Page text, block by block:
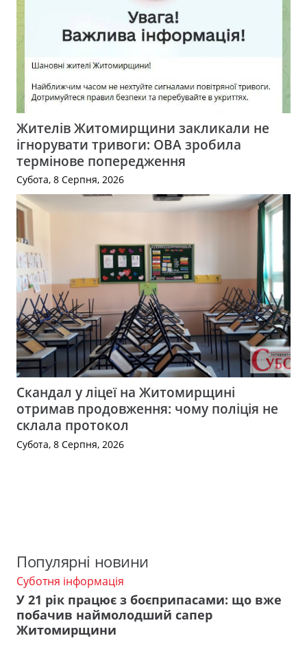
Жителів Житомирщини закликали не
ігнорувати тривоги: ОВА зробила
термінове попередження
Субота, 8 Серпня, 2026
Скандал у ліцеї на Житомирщині
отримав продовження: чому поліція не
склала протокол
Субота, 8 Серпня, 2026
Популярні новини
Суботня інформація
У 21 рік працює з боєприпасами: що вже
побачив наймолодший сапер
Житомирщини